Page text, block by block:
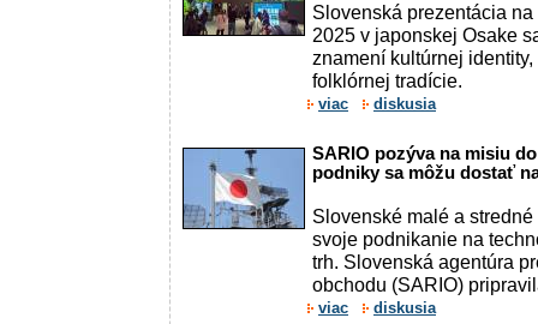
Slovenská prezentácia
2025 v japonskej Osake
znamení kultúrnej
folklórnej tradície.
viac diskusia
SARIO pozýva na misiu
podniky sa môžu dostať
Slovenské malé a
svoje podnikanie na
trh. Slovenská agentúra
obchodu (SARIO)
viac diskusia